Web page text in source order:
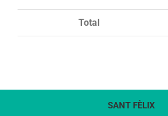
Total
SANT FÈLIX